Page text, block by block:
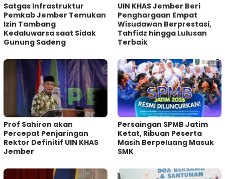
Satgas Infrastruktur
Pemkab Jember Temukan
Izin Tambang
Kedaluwarsa saat Sidak
Gunung Sadeng
UIN KHAS Jember Beri
Penghargaan Empat
Wisudawan Berprestasi,
Tahfidz hingga Lulusan
Terbaik
Prof Sahiron akan
Percepat Penjaringan
Rektor Definitif UIN KHAS
Jember
Persaingan SPMB Jatim
Ketat, Ribuan Peserta
Masih Berpeluang Masuk
SMK